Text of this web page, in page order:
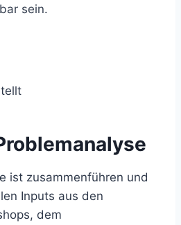
sein.
ist zusammenführen und
Inputs aus den
dem